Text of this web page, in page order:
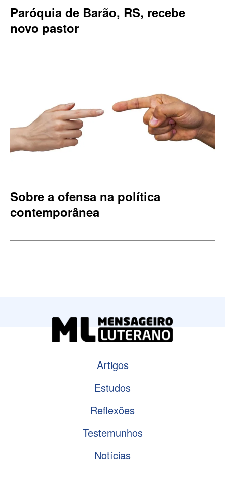
Paróquia de Barão, RS, recebe
novo pastor
Sobre a ofensa na política
contemporânea
Artigos
Estudos
Reflexões
Testemunhos
Notícias